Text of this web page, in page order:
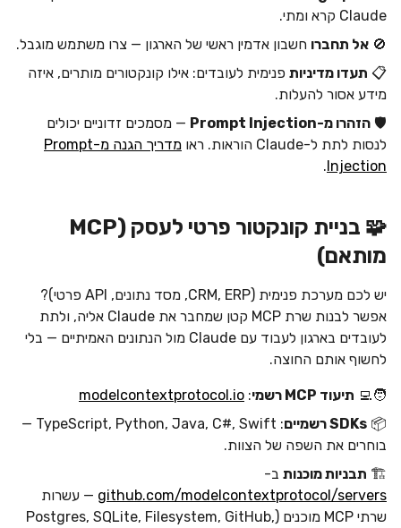
Claude קרא ומתי.
🚫 אל תחברו חשבון אדמין ראשי של הארגון — צרו משתמש מוגבל.
📋 תעדו מדיניות פנימית לעובדים: אילו קונקטורים מותרים, איזה
מידע אסור להעלות.
🛡️ הזהרו מ-Prompt Injection
— מסמכים זדוניים יכולים
לנסות לתת ל-Claude הוראות. ראו
מדריך הגנה מ-Prompt
Injection
.
🧩 בניית קונקטור פרטי לעסק (MCP
מותאם)
יש לכם מערכת פנימית (CRM, ERP, מסד נתונים, API פרטי)?
אפשר לבנות שרת MCP קטן שמחבר את Claude אליה, ולתת
לעובדים בארגון לעבוד עם Claude מול הנתונים האמיתיים — בלי
לחשוף אותם החוצה.
🧑‍💻 תיעוד MCP רשמי :
modelcontextprotocol.io
📦 SDKs רשמיים
: TypeScript, Python, Java, C#, Swift —
בוחרים את השפה של הצוות.
🏗️ תבניות מוכנות ב-
github.com/modelcontextprotocol/servers — עשרות
שרתי MCP מוכנים (Postgres, SQLite, Filesystem, GitHub,